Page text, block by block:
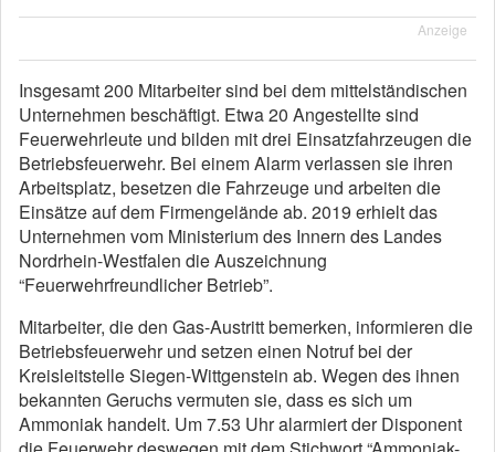
Anzeige
Insgesamt 200 Mitarbeiter sind bei dem mittelständischen
Unternehmen beschäftigt. Etwa 20 Angestellte sind
Feuerwehrleute und bilden mit drei Einsatzfahrzeugen die
Betriebsfeuerwehr. Bei einem Alarm verlassen sie ihren
Arbeitsplatz, besetzen die Fahrzeuge und arbeiten die
Einsätze auf dem Firmengelände ab. 2019 erhielt das
Unternehmen vom Ministerium des Innern des Landes
Nordrhein-Westfalen die Auszeichnung
“Feuerwehrfreundlicher Betrieb”.
Mitarbeiter, die den Gas-Austritt bemerken, informieren die
Betriebsfeuerwehr und setzen einen Notruf bei der
Kreisleitstelle Siegen-Wittgenstein ab. Wegen des ihnen
bekannten Geruchs vermuten sie, dass es sich um
Ammoniak handelt. Um 7.53 Uhr alarmiert der Disponent